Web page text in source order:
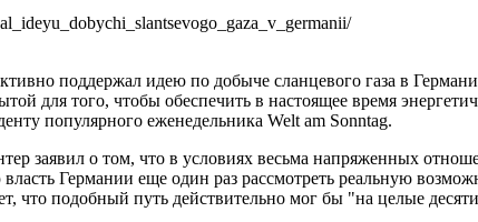
поддержал идею по добыче сланцевого газа в
для того, чтобы обеспечить в настоящее время
популярного еженедельника Welt am Sonntag.
заявил о том, что в условиях весьма напряженных
Германии еще один раз рассмотреть реальную
что подобный путь действительно мог бы "на целые